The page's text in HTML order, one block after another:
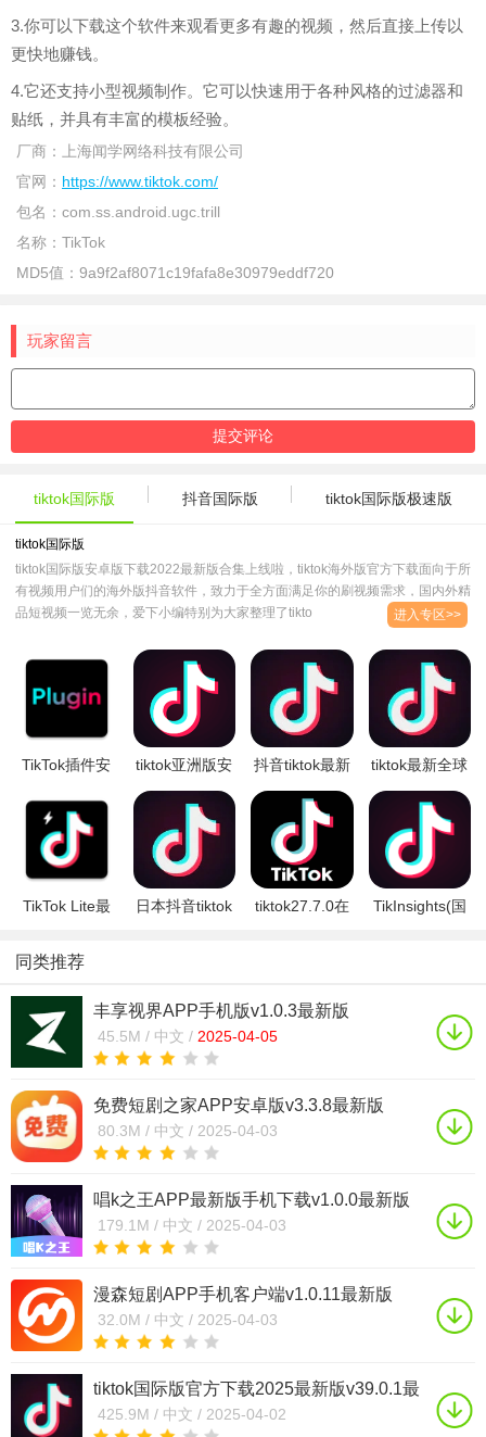
3.你可以下载这个软件来观看更多有趣的视频，然后直接上传以
更快地赚钱。
4.它还支持小型视频制作。它可以快速用于各种风格的过滤器和
贴纸，并具有丰富的模板经验。
厂商： 上海闻学网络科技有限公司
官网： https://www.tiktok.com/
包名： com.ss.android.ugc.trill
名称： TikTok
MD5值： 9a9f2af8071c19fafa8e30979eddf720
玩家留言
tiktok国际版 抖音国际版 tiktok国际版极速版
tiktok国际版
tiktok国际版安卓版下载2022最新版合集上线啦，tiktok海外版官方下载面向于所
有视频用户们的海外版抖音软件，致力于全方面满足你的刷视频需求，国内外精
品短视频一览无余，爱下小编特别为大家整理了tiktok国际版所有版本，希望能
进入专区>>
TikTok插件安
v2.4.5
tiktok亚洲版安
2024最新版
v35.4.4最新版
抖音tiktok最新
v34.8.4
tiktok最新全球
最新版
TikTok Lite最
v29.9.3最新版
日本抖音tiktok
tiktok27.7.0在
TikInsights(国
同类推荐
丰享视界APP手机版v1.0.3最新版
45.5M / 中文 / 2025-04-05
免费短剧之家APP安卓版v3.3.8最新版
80.3M / 中文 / 2025-04-03
唱k之王APP最新版手机下载v1.0.0最新版
179.1M / 中文 / 2025-04-03
漫森短剧APP手机客户端v1.0.11最新版
32.0M / 中文 / 2025-04-03
tiktok国际版官方下载2025最新版v39.0.1最
新版
425.9M / 中文 / 2025-04-02